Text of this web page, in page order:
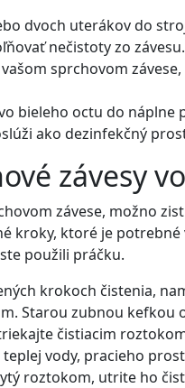
dvoch uterákov do
nečistoty zo závesu.
sprchovom
bieleho octu do náplne
ako dezinfekčný
závesy
závese, možno
kroky, ktoré je potrebné
použili práčku.
krokoch čistenia,
Starou zubnou kefkou
čistiacim
vody, pracieho
roztokom, utrite ho